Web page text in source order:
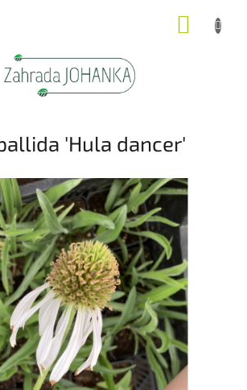
'Hula dancer'